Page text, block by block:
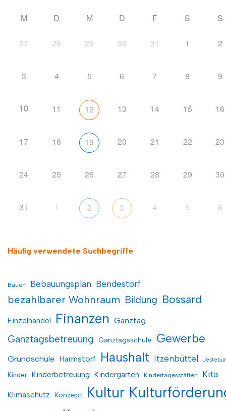
M D M D F S S
27 28 29 30 31 1 2
3 4 5 6 7 8 9
10 11 12 13 14 15 16
17 18 19 20 21 22 23
24 25 26 27 28 29 30
31 1 2 3 4 5 6
Häufig verwendete Suchbegriffe
Bauen Bebauungsplan Bendestorf
bezahlbarer Wohnraum Bildung Bossard
Einzelhandel Finanzen Ganztag
Ganztagsbetreuung Ganztagsschule Gewerbe
Grundschule Harmstorf Haushalt Itzenbüttel
Kinder Kinderbetreuung Kindergarten Kindertagesstätten Kita
Klimaschutz Konzept Kultur